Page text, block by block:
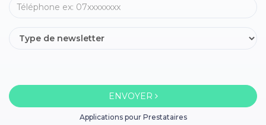
ENVOYER
Applications pour Prestataires